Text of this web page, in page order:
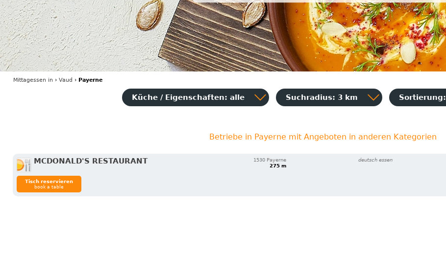
Mittagessen in › Vaud › Payerne
Küche / Eigenschaften: alle Suchradius: 3 km Sortierung:
Betriebe in Payerne mit Angeboten in anderen Kategorien
MCDONALD'S RESTAURANT
1530 Payerne
275 m
deutsch essen
Tisch reservieren
book a table